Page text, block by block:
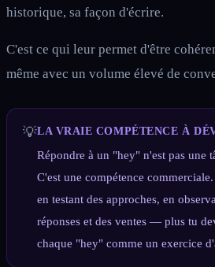
historique, sa façon d'écrire.
C'est ce qui leur permet d'être
même avec un volume élevé de
💡LA VRAIE COMPÉTENCE À
Répondre à un "hey" n'est pas une
C'est une compétence
en testant des approches, en
réponses et des ventes — plus tu
chaque "hey" comme un exercice